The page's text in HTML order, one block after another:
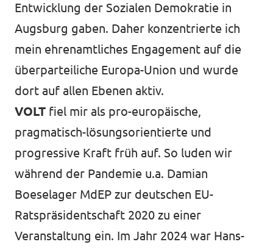
Entwicklung der Sozialen Demokratie in
Augsburg gaben. Daher konzentrierte ich
mein ehrenamtliches Engagement auf die
überparteiliche Europa-Union und wurde
dort auf allen Ebenen aktiv.
VOLT fiel mir als pro-europäische,
pragmatisch-lösungsorientierte und
progressive Kraft früh auf. So luden wir
während der Pandemie u.a. Damian
Boeselager MdEP zur deutschen EU-
Ratspräsidentschaft 2020 zu einer
Veranstaltung ein. Im Jahr 2024 war Hans-